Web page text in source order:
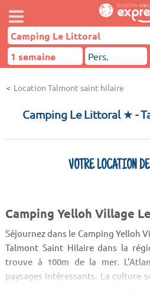
Location Talmont saint hilaire
Camping Le Littoral ★-
VOTRE LOCATION
Camping Yelloh Village
Séjournez dans le Camping Yelloh
Talmont Saint Hilaire dans la
trouve à 100m de la mer.
paysages intéressants. La culture